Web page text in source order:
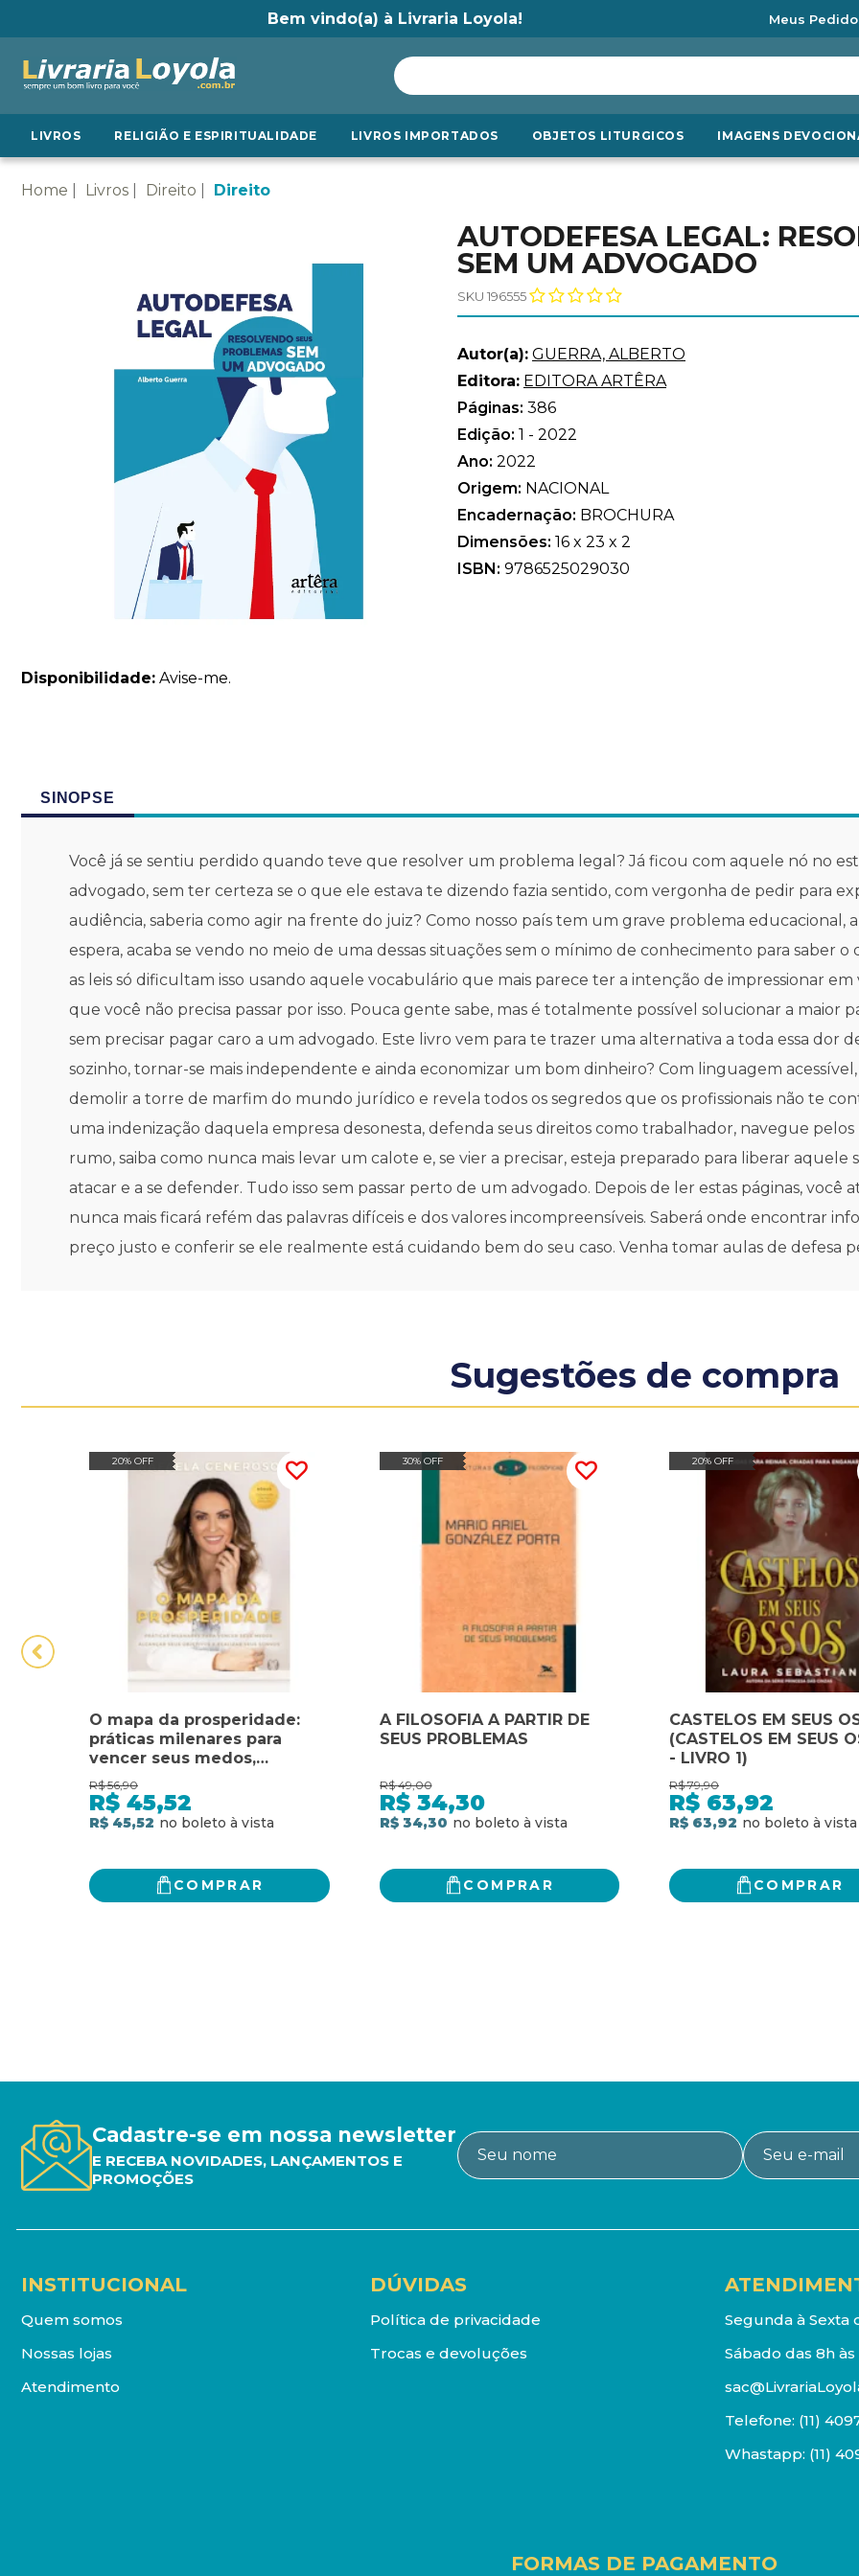
Bem vindo(a) à Livraria Loyola! Meus
LIVROS RELIGIÃO E ESPIRITUALIDADE LIVROS IMPORTADOS OBJETOS LITURGICOS IMAGENS
Home Livros Direito Direito
Disponibilidade: Avise-me.
AUTODEFESA LEGAL:
SEM UM ADVOGADO
SKU 196555
Autor(a): GUERRA, ALBERTO
Editora: EDITORA ARTÊRA
Páginas: 386
Edição: 1 - 2022
Ano: 2022
Origem: NACIONAL
Encadernação: BROCHURA
Dimensões: 16 x 23 x 2
ISBN: 9786525029030
SINOPSE
Você já se sentiu perdido quando teve que resolver um problema legal? Já ficou com aquele nó no
advogado, sem ter certeza se o que ele estava te dizendo fazia sentido, com vergonha de pedir para
audiência, saberia como agir na frente do juiz? Como nosso país tem um grave problema educacional,
espera, acaba se vendo no meio de uma dessas situações sem o mínimo de conhecimento para saber
as leis só dificultam isso usando aquele vocabulário que mais parece ter a intenção de impressionar
que você não precisa passar por isso. Pouca gente sabe, mas é totalmente possível solucionar a maior
sem precisar pagar caro a um advogado. Este livro vem para te trazer uma alternativa a toda essa dor
sozinho, tornar-se mais independente e ainda economizar um bom dinheiro? Com linguagem
demolir a torre de marfim do mundo jurídico e revela todos os segredos que os profissionais não te
uma indenização daquela empresa desonesta, defenda seus direitos como trabalhador, navegue
rumo, saiba como nunca mais levar um calote e, se vier a precisar, esteja preparado para liberar
atacar e a se defender. Tudo isso sem passar perto de um advogado. Depois de ler estas páginas,
nunca mais ficará refém das palavras difíceis e dos valores incompreensíveis. Saberá onde encontrar
preço justo e conferir se ele realmente está cuidando bem do seu caso. Venha tomar aulas de defesa
Sugestões de compra
20% OFF
O mapa da prosperidade:
práticas milenares para
vencer seus medos,
alcançar seus objetivos e
realizar seus sonhos
R$ 56,90
R$ 45,52
R$ 45,52
COMPRAR
30% OFF
A FILOSOFIA A PARTIR DE
SEUS PROBLEMAS
R$ 49,00
R$ 34,30
R$ 34,30
COMPRAR
20% OFF
CASTELOS EM SEUS
(CASTELOS EM SEUS
- LIVRO 1)
R$ 79,90
R$ 63,92
R$ 63,92
COMPRAR
Cadastre-se em nossa newsletter
E RECEBA NOVIDADES, LANÇAMENTOS E
PROMOÇÕES
INSTITUCIONAL
Quem somos
Nossas lojas
Atendimento
DÚVIDAS
Política de privacidade
Trocas e devoluções
Segunda à Sexta
Sábado das 8h às
Telefone: (11)
Whastapp: (11)
FORMAS DE PAGAMENTO